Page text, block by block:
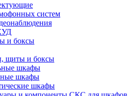
систем
и боксы
щиты и боксы
шкафы
шкафы
шкафы